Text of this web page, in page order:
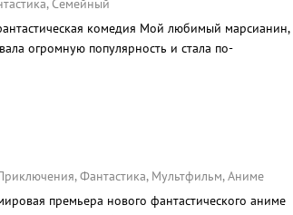
Семейный
комедия Мой любимый марсианин,
огромную популярность и стала по-
Фантастика, Мультфильм, Аниме
премьера нового фантастического аниме